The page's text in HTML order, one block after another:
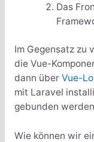
Das
Im Gegensatz zu
die Vue-
dann über Vue-
mit Laravel
gebunden
Wie können wir